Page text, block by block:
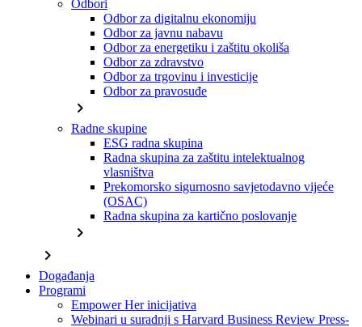
Odbori
Odbor za digitalnu ekonomiju
Odbor za javnu nabavu
Odbor za energetiku i zaštitu okoliša
Odbor za zdravstvo
Odbor za trgovinu i investicije
Odbor za pravosuđe
chevron_right
Radne skupine
ESG radna skupina
Radna skupina za zaštitu intelektualnog
vlasništva
Prekomorsko sigurnosno savjetodavno vijeće
(OSAC)
Radna skupina za kartično poslovanje
chevron_right
chevron_right
Događanja
Programi
Empower Her inicijativa
Webinari u suradnji s Harvard Business Review Press-